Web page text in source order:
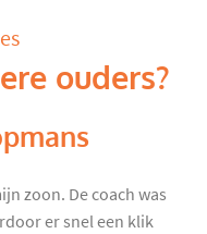
ouders?
zoon. De coach was
er snel een klik